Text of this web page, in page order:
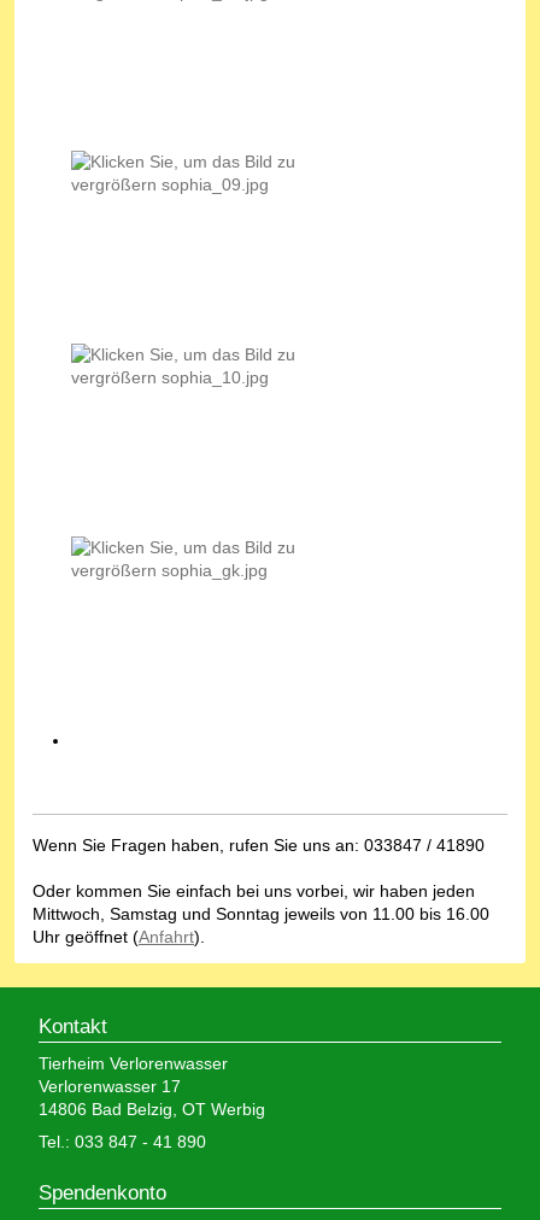
Wenn Sie Fragen haben, rufen Sie uns an: 033847 / 41890
Oder kommen Sie einfach bei uns vorbei, wir haben jeden
Mittwoch, Samstag und Sonntag jeweils von 11.00 bis 16.00
Uhr geöffnet (Anfahrt).
Kontakt
Tierheim Verlorenwasser
Verlorenwasser 17
14806 Bad Belzig, OT Werbig
Tel.: 033 847 - 41 890
Spendenkonto